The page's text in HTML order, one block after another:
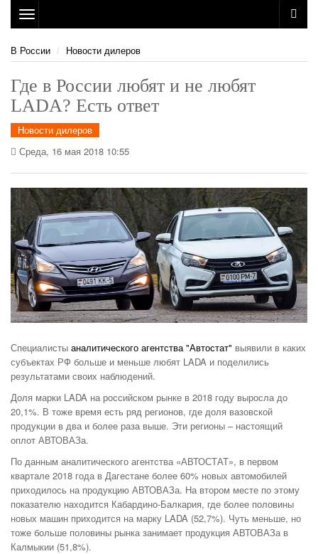
Toggle
navigation
В России
Новости дилеров
Где в России любят и не любят
LADA? Есть ответ
Новости дилеров
Среда, 16 мая 2018 10:55
Специалисты аналитического агентства "Автостат" выявили в каких
субъектах РФ больше и меньше любят LADA и поделились
результатами своих наблюдений.
Доля марки LADA на российском рынке в 2018 году выросла до
20,1%. В тоже время есть ряд регионов, где доля вазовской
продукции в два и более раза выше. Эти регионы – настоящий
оплот АВТОВАЗа.
По данным аналитического агентства «АВТОСТАТ», в первом
квартале 2018 года в Дагестане более 60% новых автомобилей
приходилось на продукцию АВТОВАЗа. На втором месте по этому
показателю находится Кабардино-Балкария, где более половины
новых машин приходится на марку LADA (52,7%). Чуть меньше, но
тоже больше половины рынка занимает продукция АВТОВАЗа в
Калмыкии (51,8%).